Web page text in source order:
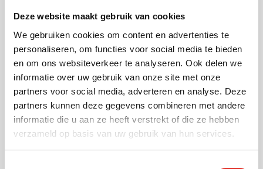
Deze website maakt gebruik van cookies
We gebruiken cookies om content en advertenties te
personaliseren, om functies voor social media te bieden
en om ons websiteverkeer te analyseren. Ook delen we
informatie over uw gebruik van onze site met onze
partners voor social media, adverteren en analyse. Deze
partners kunnen deze gegevens combineren met andere
informatie die u aan ze heeft verstrekt of die ze hebben
verzameld op basis van uw gebruik van hun services.
vanaf 3,07
2,46
Eco
Creditcardhouder Credisafe
Bedrukken vanaf 50 stuks
Levering vanaf13 augustus